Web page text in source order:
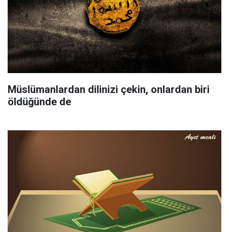
Müslümanlardan dilinizi çekin, onlardan biri
öldüğünde de